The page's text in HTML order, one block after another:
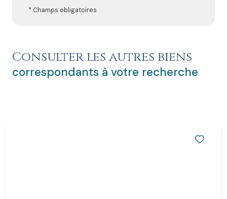
* Champs obligatoires
Consulter les autres biens
correspondants à votre recherche